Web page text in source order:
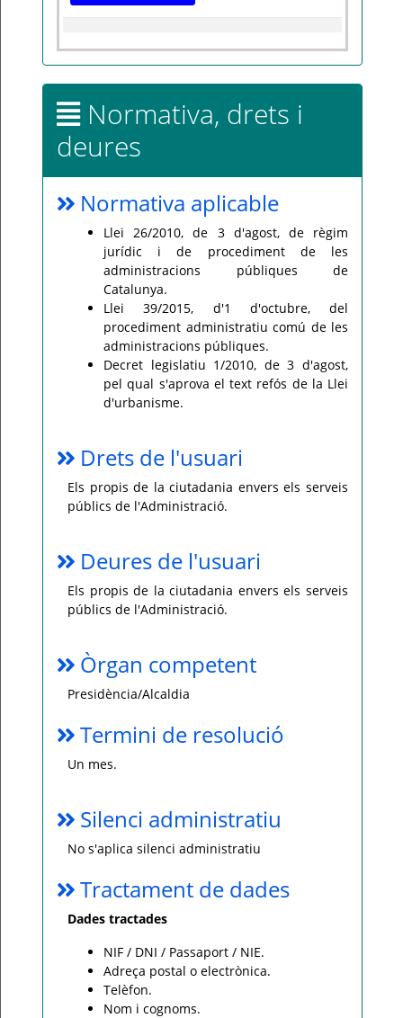
Normativa, drets i
deures
Normativa aplicable
Llei 26/2010, de 3 d'agost, de règim
jurídic i de procediment de les
administracions públiques de
Catalunya.
Llei 39/2015, d'1 d'octubre, del
procediment administratiu comú de les
administracions públiques.
Decret legislatiu 1/2010, de 3 d'agost,
pel qual s'aprova el text refós de la Llei
d'urbanisme.
Drets de l'usuari
Els propis de la ciutadania envers els serveis
públics de l'Administració.
Deures de l'usuari
Els propis de la ciutadania envers els serveis
públics de l'Administració.
Òrgan competent
Presidència/Alcaldia
Termini de resolució
Un mes.
Silenci administratiu
No s'aplica silenci administratiu
Tractament de dades
Dades tractades
NIF / DNI / Passaport / NIE.
Adreça postal o electrònica.
Telèfon.
Nom i cognoms.